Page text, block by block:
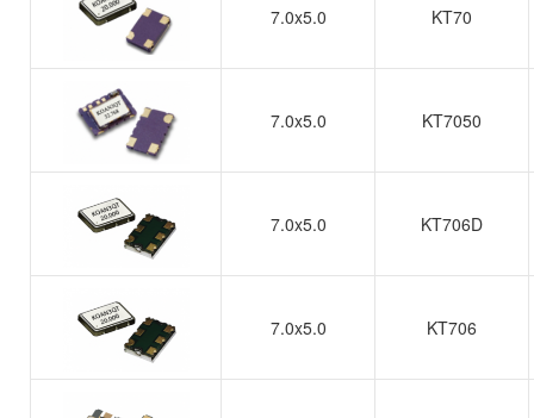
7.0x5.0 KT70
7.0x5.0 KT7050
7.0x5.0 KT706D
7.0x5.0 KT706